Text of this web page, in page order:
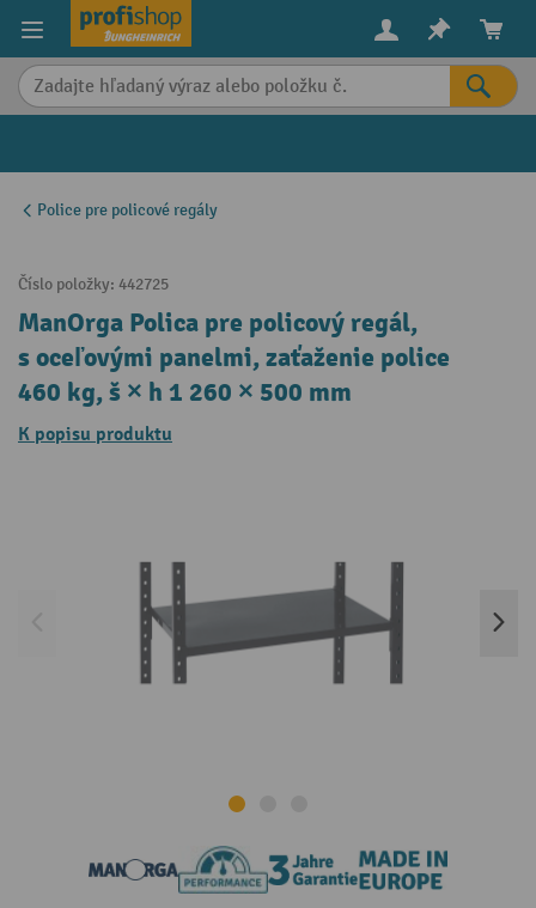
content
Police pre policové regály
Číslo položky: 442725
ManOrga Polica pre policový regál,
s oceľovými panelmi, zaťaženie police
460 kg, š × h 1 260 × 500 mm
K popisu produktu